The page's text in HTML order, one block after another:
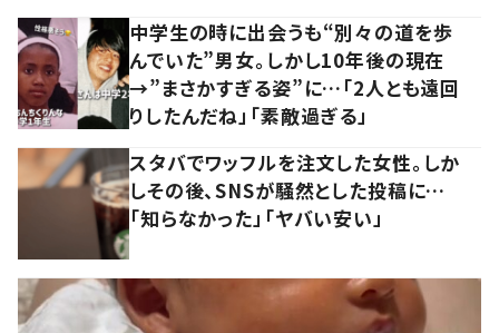
中学生の時に出会うも“別々の道を歩
んでいた”男女。しかし10年後の現在
→”まさかすぎる姿”に…「2人とも遠回
りしたんだね」「素敵過ぎる」
スタバでワッフルを注文した女性。しか
しその後、SNSが騒然とした投稿に…
「知らなかった」「ヤバい安い」